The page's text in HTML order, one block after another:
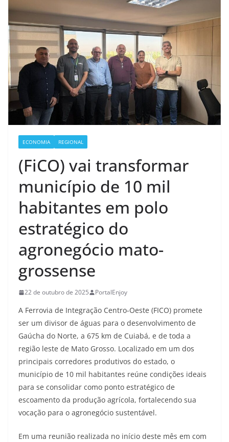
ECONOMIA REGIONAL
(FiCO) vai transformar
município de 10 mil
habitantes em polo
estratégico do
agronegócio mato-
grossense
22 de outubro de 2025 PortalEnjoy
A Ferrovia de Integração Centro-Oeste (FICO) promete
ser um divisor de águas para o desenvolvimento de
Gaúcha do Norte, a 675 km de Cuiabá, e de toda a
região leste de Mato Grosso. Localizado em um dos
principais corredores produtivos do estado, o
município de 10 mil habitantes reúne condições ideais
para se consolidar como ponto estratégico de
escoamento da produção agrícola, fortalecendo sua
vocação para o agronegócio sustentável.
Em uma reunião realizada no início deste mês em com